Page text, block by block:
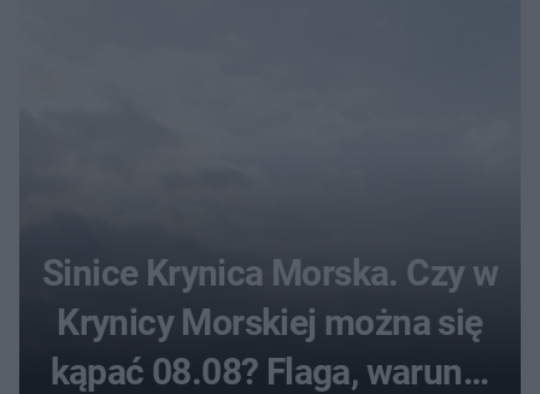
Sinice Krynica Morska. Czy w
Krynicy Morskiej można się
kąpać 08.08? Flaga, warunki